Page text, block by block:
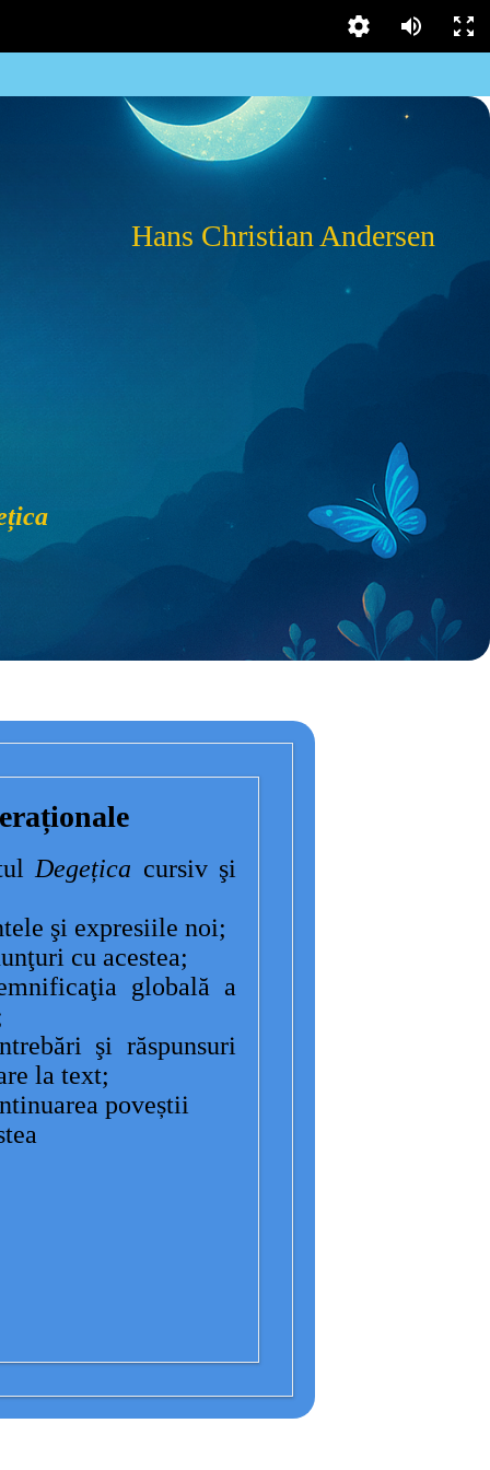
Hans Christian Andersen
Degețica cursiv şi
şi expresiile noi;
cu acestea;
globală a
şi răspunsuri
la text;
poveștii